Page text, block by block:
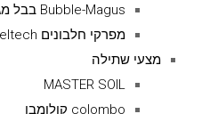
Bubble-Magus בבל מגוס
מפרקי חלבונים Deltech
מצעי שתילה
MASTER SOIL
colombo קולומבו